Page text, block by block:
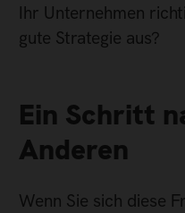
Ihr Unternehmen
gute Strategie aus?
Ein Schritt
Anderen
Wenn Sie sich diese